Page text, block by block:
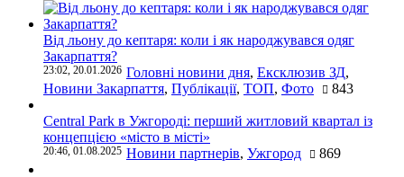
Від льону до кептаря: коли і як народжувався одяг
Закарпаття?
23:02, 20.01.2026 Головні новини дня, Ексклюзив ЗД,
Новини Закарпаття, Публікації, ТОП, Фото 843
Central Park в Ужгороді: перший житловий квартал із
концепцією «місто в місті»
20:46, 01.08.2025 Новини партнерів, Ужгород 869